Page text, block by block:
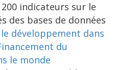
indicateurs sur le
des bases de données
développement dans
du
le monde